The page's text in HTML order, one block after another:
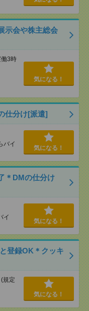
示会や株主総会
3時
気になる！
仕分け[派遣]
バイ
気になる！
＊DMの仕分け
イ
気になる！
登録OK＊クッキ
規定
気になる！